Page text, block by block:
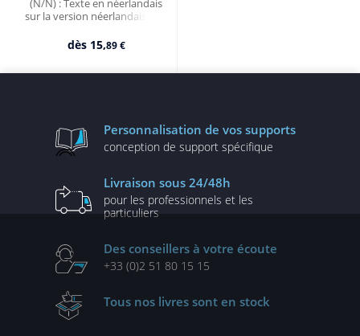
(N/N) : Texte en néerlandais
sur la version néerlandaise du
dès 15,89 €
Personnalisation de vos supports
conception de support spécifique
Livraison sous 24/48h
pour les professionnels et les
particuliers
Des conseillers à votre écoute
+33 (0)2 51 80 15 15
Tous nos livres sont en stock